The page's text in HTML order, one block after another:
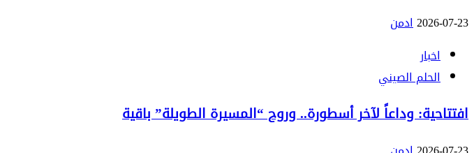
2026-07-23ادمن
اخبار
الحلم الصيني
افتتاحية: وداعاً لآخر أسطورة.. وروح “المسيرة الطويلة” باقية